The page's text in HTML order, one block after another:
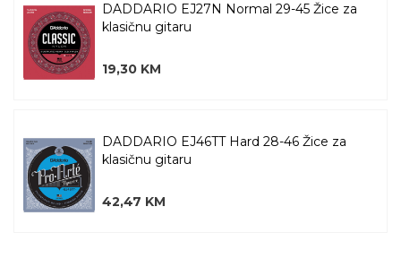
DADDARIO EJ27N Normal 29-45 Žice za
klasičnu gitaru
19,30 KM
DADDARIO EJ46TT Hard 28-46 Žice za
klasičnu gitaru
42,47 KM